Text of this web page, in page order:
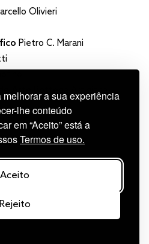
a sua experiência
lhe conteúdo
em “Aceito” está a
Termos de uso.
Aceito
Rejeito
Olivieri
Pietro C. Marani
Arte
Bottega Artigiana
Risi Film